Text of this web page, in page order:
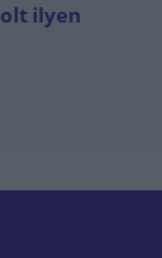
ilyen